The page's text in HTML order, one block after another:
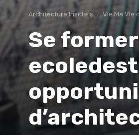
Architecture Insiders Vie Ma Vie
Se